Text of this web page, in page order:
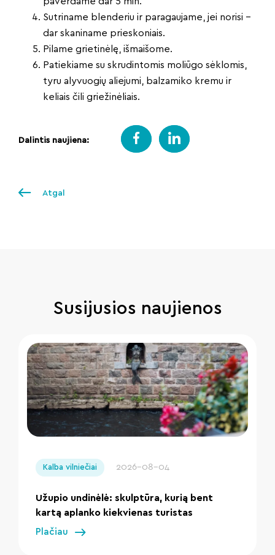
Sutriname blenderiu ir paragaujame, jei norisi –
dar skaniname prieskoniais.
Pilame grietinėlę, išmaišome.
Patiekiame su skrudintomis moliūgo sėklomis,
tyru alyvuogių aliejumi, balzamiko kremu ir
keliais čili griežinėliais.
Dalintis naujiena:
Atgal
Susijusios naujienos
Kalba vilniečiai 2026-08-04
Užupio undinėlė: skulptūra, kurią bent
kartą aplanko kiekvienas turistas
Plačiau